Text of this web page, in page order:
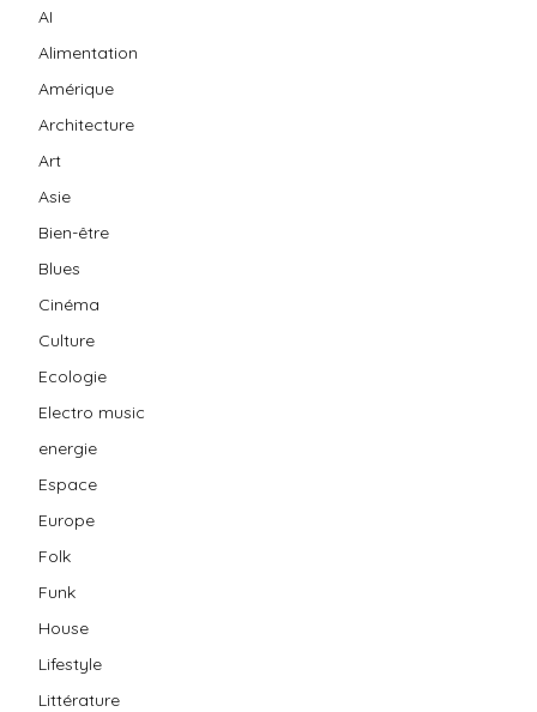
AI
Alimentation
Amérique
Architecture
Art
Asie
Bien-être
Blues
Cinéma
Culture
Ecologie
Electro music
energie
Espace
Europe
Folk
Funk
House
Lifestyle
Littérature